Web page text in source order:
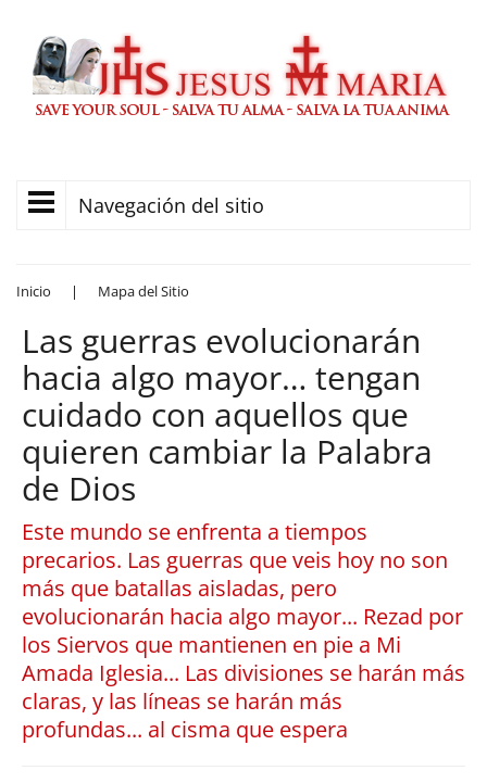
Navegación del sitio
Inicio | Mapa del Sitio
Las guerras evolucionarán
hacia algo mayor… tengan
cuidado con aquellos que
quieren cambiar la Palabra
de Dios
Este mundo se enfrenta a tiempos
precarios. Las guerras que veis hoy no son
más que batallas aisladas, pero
evolucionarán hacia algo mayor... Rezad por
los Siervos que mantienen en pie a Mi
Amada Iglesia... Las divisiones se harán más
claras, y las líneas se harán más
profundas... al cisma que espera